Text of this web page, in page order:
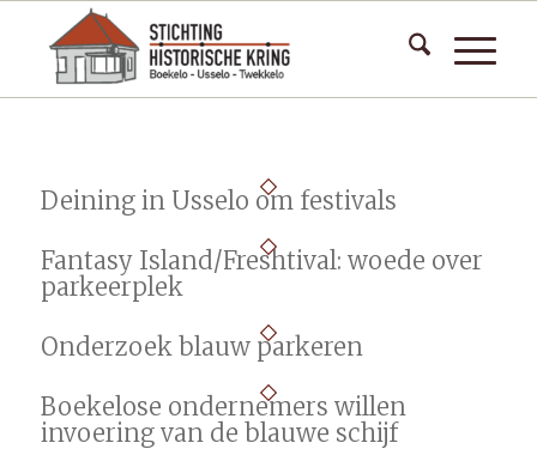
Deining in Usselo om festivals
Fantasy Island/Freshtival: woede over
parkeerplek
Onderzoek blauw parkeren
Boekelose ondernemers willen
invoering van de blauwe schijf